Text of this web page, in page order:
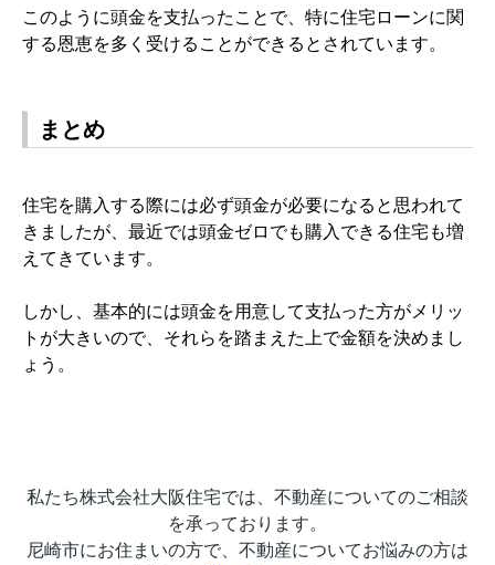
このように頭金を支払ったことで、特に住宅ローンに関
する恩恵を多く受けることができるとされています。
まとめ
住宅を購入する際には必ず頭金が必要になると思われて
きましたが、最近では頭金ゼロでも購入できる住宅も増
えてきています。
しかし、基本的には頭金を用意して支払った方がメリッ
トが大きいので、それらを踏まえた上で金額を決めまし
ょう。
私たち株式会社大阪住宅では、不動産についてのご相談
を承っております。
尼崎市にお住まいの方で、不動産についてお悩みの方は